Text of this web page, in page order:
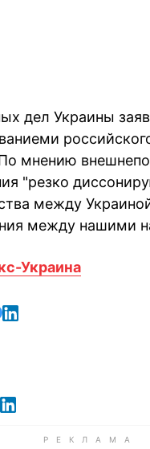
дел Украины
мнению
"резко
между
между нашими
Украина
в Facebook
в Xв Viber
в Whatsapp
отправить в Messenger
отправить в LinkedIn
Facebook
в X в Google news
Читайте в Viber
Читайте в LinkedIn